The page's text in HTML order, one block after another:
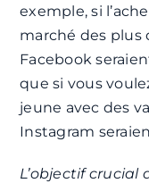
exemple, si
marché des plus
Facebook
que si vous
jeune avec des
Instagram
L’objectif